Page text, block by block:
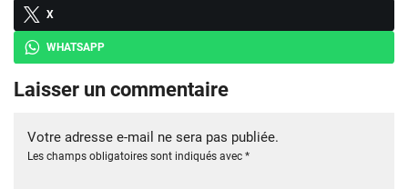
X
WHATSAPP
Laisser un commentaire
Votre adresse e-mail ne sera pas publiée.
Les champs obligatoires sont indiqués avec *